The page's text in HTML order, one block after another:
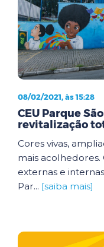
08/02/2021, às 15:28
CEU Parque
revitalização
Cores vivas,
mais acolhedores.
externas e
Par... [saiba mais]